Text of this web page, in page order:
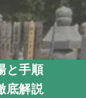
と手順
底解説